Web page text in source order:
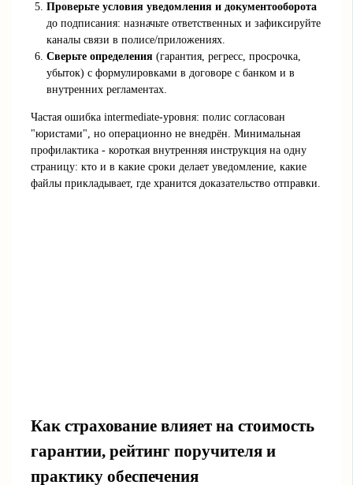
Проверьте условия уведомления и документооборота
до подписания: назначьте ответственных и зафиксируйте
каналы связи в полисе/приложениях.
Сверьте определения (гарантия, регресс, просрочка,
убыток) с формулировками в договоре с банком и в
внутренних регламентах.
Частая ошибка intermediate-уровня: полис согласован
"юристами", но операционно не внедрён. Минимальная
профилактика - короткая внутренняя инструкция на одну
страницу: кто и в какие сроки делает уведомление, какие
файлы прикладывает, где хранится доказательство отправки.
Как страхование влияет на стоимость
гарантии, рейтинг поручителя и
практику обеспечения